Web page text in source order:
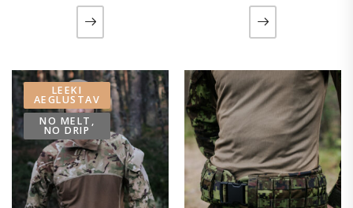
LEEKI
AEGLUSTAV
NO MELT,
NO DRIP